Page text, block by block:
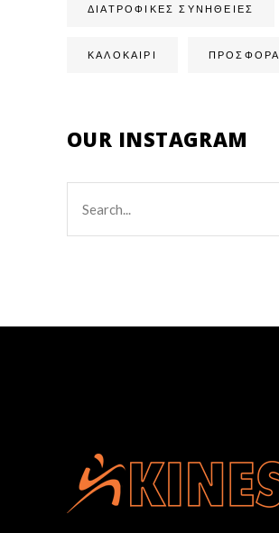
ΔΙΑΤΡΟΦΙΚΈΣ ΣΥΝΉΘΕΙΕΣ
ΚΑΛΟΚΑΙΡΙ ΠΡΟΣΦΟΡΑ
OUR INSTAGRAM
for: